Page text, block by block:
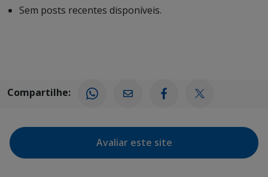
Sem posts recentes disponíveis.
Compartilhe:
Avaliar este site